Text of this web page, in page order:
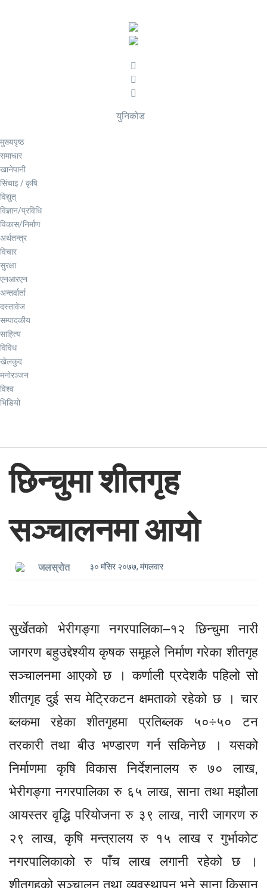
युनिकोड
मुख्यपृष्ठ
समाचार
खानेपानी
सिंचाइ / कृषि
विद्युत्
विज्ञान/प्रविधि
विकास/निर्माण
अर्थतन्त्र
विचार
सुरक्षा
एनआरएन
अन्तर्वार्ता
दस्तावेज
सम्पादकीय
साहित्य
विविध
खेलकुद
मनोरञ्जन
विश्व
भिडियो
छिन्चुमा शीतगृह
सञ्चालनमा आयो
जलस्रोत ३० मंसिर २०७७, मंगलवार
सुर्खेतको भेरीगङ्गा नगरपालिका–१२ छिन्चुमा नारी
जागरण बहुउद्देश्यीय कृषक समूहले निर्माण गरेका शीतगृह
सञ्चालनमा आएको छ । कर्णाली प्रदेशकै पहिलो सो
शीतगृह दुई सय मेट्रिकटन क्षमताको रहेको छ । चार
ब्लकमा रहेका शीतगृहमा प्रतिब्लक ५०÷५० टन
तरकारी तथा बीउ भण्डारण गर्न सकिनेछ । यसको
निर्माणमा कृषि विकास निर्देशनालय रु ७० लाख,
भेरीगङ्गा नगरपालिका रु ६५ लाख, साना तथा मझौला
आयस्तर वृद्धि परियोजना रु ३९ लाख, नारी जागरण रु
२९ लाख, कृषि मन्त्रालय रु १५ लाख र गुर्भाकोट
नगरपालिकाको रु पाँच लाख लगानी रहेको छ ।
शीतगृहको सञ्चालन तथा व्यवस्थापन भने साना किसान